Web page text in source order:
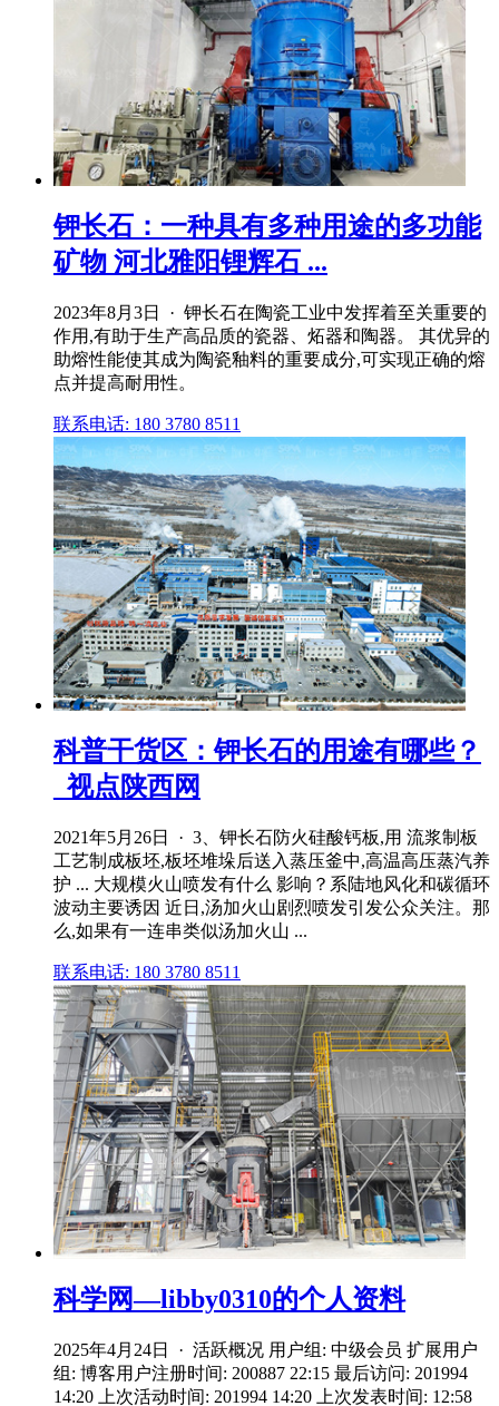
钾长石：一种具有多种用途的多功能
矿物 河北雅阳锂辉石 ...
2023年8月3日 · 钾长石在陶瓷工业中发挥着至关重要的
作用,有助于生产高品质的瓷器、炻器和陶器。 其优异的
助熔性能使其成为陶瓷釉料的重要成分,可实现正确的熔
点并提高耐用性。
联系电话: 180 3780 8511
科普干货区：钾长石的用途有哪些？
_视点陕西网
2021年5月26日 · 3、钾长石防火硅酸钙板,用 流浆制板
工艺制成板坯,板坯堆垛后送入蒸压釜中,高温高压蒸汽养
护 ... 大规模火山喷发有什么 影响？系陆地风化和碳循环
波动主要诱因 近日,汤加火山剧烈喷发引发公众关注。那
么,如果有一连串类似汤加火山 ...
联系电话: 180 3780 8511
科学网—libby0310的个人资料
2025年4月24日 · 活跃概况 用户组: 中级会员 扩展用户
组: 博客用户注册时间: 200887 22:15 最后访问: 201994
14:20 上次活动时间: 201994 14:20 上次发表时间: 12:58